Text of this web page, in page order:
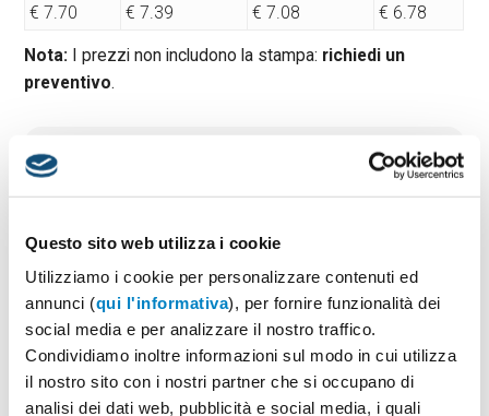
Questo sito web utilizza i cookie
Utilizziamo i cookie per personalizzare contenuti ed
annunci (qui l'informativa), per fornire funzionalità dei
social media e per analizzare il nostro traffico.
Condividiamo inoltre informazioni sul modo in cui utilizza
il nostro sito con i nostri partner che si occupano di
analisi dei dati web, pubblicità e social media, i quali
€ 7.70
€ 7.39 € 7.08 € 6.78
Nota: I prezzi non includono la stampa: richiedi un
preventivo.
Quantità minima:
Tempi di consegna standard:
Dimensioni:cm 24x12x25
PREVENTIVO & BOZZA GRATUITA
Potrai indicare successivamente la suddivisione per
taglie e colore